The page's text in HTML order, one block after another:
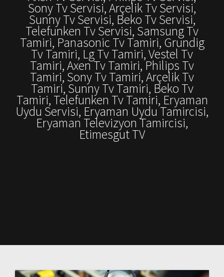
Sony Tv Servisi, Arçelik Tv Servisi,
Sunny Tv Servisi, Beko Tv Servisi,
Telefunken Tv Servisi, Samsung Tv
Tamiri, Panasonic Tv Tamiri, Grundig
Tv Tamiri, Lg Tv Tamiri, Vestel Tv
Tamiri, Axen Tv Tamiri, Philips Tv
Tamiri, Sony Tv Tamiri, Arçelik Tv
Tamiri, Sunny Tv Tamiri, Beko Tv
Tamiri, Telefunken Tv Tamiri, Eryaman
Uydu Servisi, Eryaman Uydu Tamircisi,
Eryaman Televizyon Tamircisi,
Etimesgut TV